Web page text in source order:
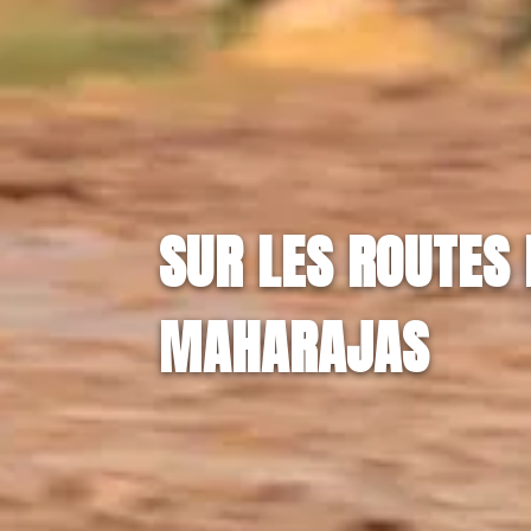
SUR LES ROUTES
MAHARAJAS